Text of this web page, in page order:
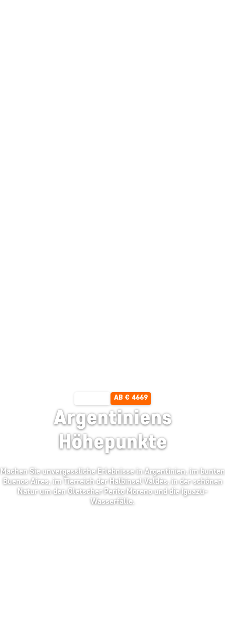
AB € 4669
Argentiniens
Höhepunkte
Machen Sie unvergessliche Erlebnisse in Argentinien, im bunten
Buenos Aires, im Tierreich der Halbinsel Valdés, in der schönen
Natur um den Gletscher Perito Moreno und die Iguazú-
Wasserfälle.